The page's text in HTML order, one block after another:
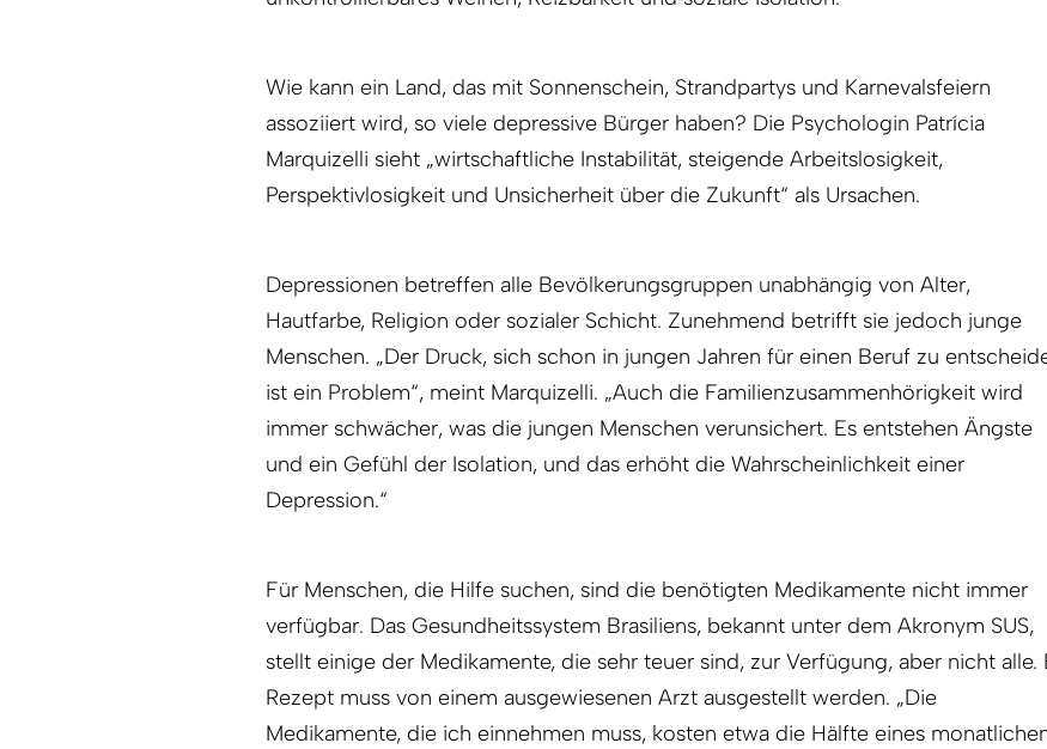
Wie kann ein Land, das mit Sonnenschein, Strandpartys und Karnevalsfeiern
assoziiert wird, so viele depressive Bürger haben? Die Psychologin Patrícia
Marquizelli sieht „wirtschaftliche Instabilität, steigende Arbeitslosigkeit,
Perspektivlosigkeit und Unsicherheit über die Zukunft“ als Ursachen.
Depressionen betreffen alle Bevölkerungsgruppen unabhängig von Alter,
Hautfarbe, Religion oder sozialer Schicht. Zunehmend betrifft sie jedoch junge
Menschen. „Der Druck, sich schon in jungen Jahren für einen Beruf zu
ist ein Problem“, meint Marquizelli. „Auch die Familienzusammenhörigkeit wird
immer schwächer, was die jungen Menschen verunsichert. Es entstehen Ängste
und ein Gefühl der Isolation, und das erhöht die Wahrscheinlichkeit einer
Depression.“
Für Menschen, die Hilfe suchen, sind die benötigten Medikamente nicht immer
verfügbar. Das Gesundheitssystem Brasiliens, bekannt unter dem Akronym SUS,
stellt einige der Medikamente, die sehr teuer sind, zur Verfügung, aber nicht alle.
Rezept muss von einem ausgewiesenen Arzt ausgestellt werden. „Die
Medikamente, die ich einnehmen muss, kosten etwa die Hälfte eines